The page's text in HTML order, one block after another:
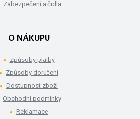
Zabezpečení a čidla
O NÁKUPU
Způsoby platby
Způsoby doručení
Dostupnost zboží
Obchodní podmínky
Reklamace